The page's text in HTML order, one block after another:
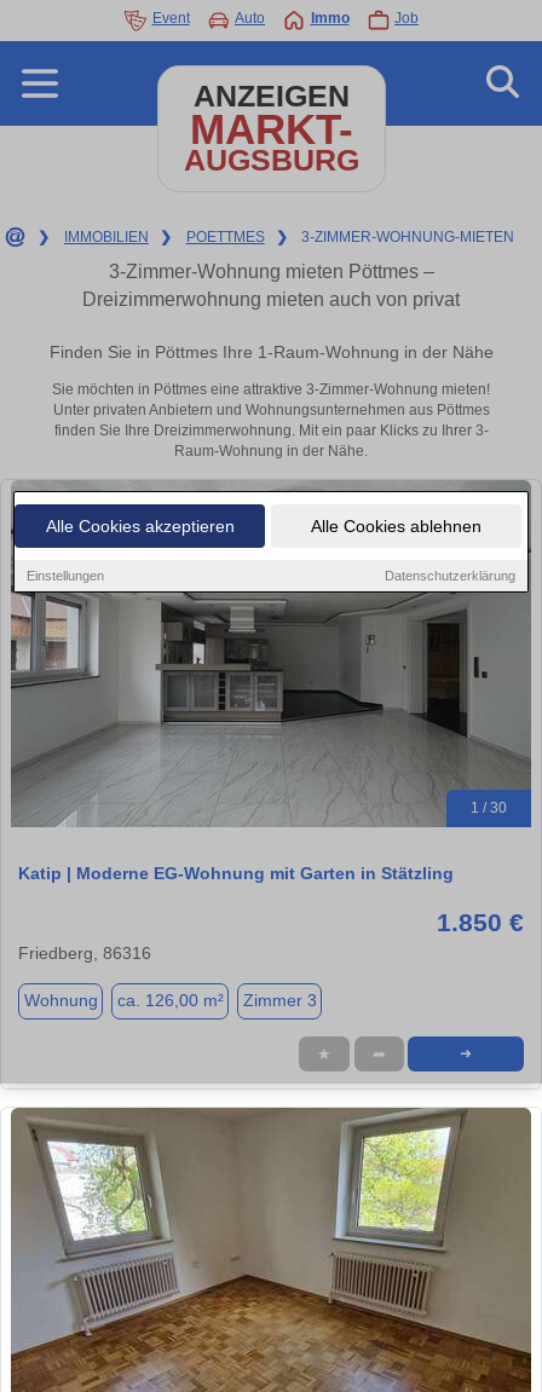
Alle Cookies akzeptieren Alle Cookies ablehnen
Einstellungen Datenschutzerklärung
Event Auto Immo Job
ANZEIGEN
MARKT-
AUGSBURG
❯ IMMOBILIEN ❯ POETTMES ❯ 3-ZIMMER-WOHNUNG-MIETEN
3-Zimmer-Wohnung mieten Pöttmes –
Dreizimmerwohnung mieten auch von privat
Finden Sie in Pöttmes Ihre 1-Raum-Wohnung in der Nähe
Sie möchten in Pöttmes eine attraktive 3-Zimmer-Wohnung mieten!
Unter privaten Anbietern und Wohnungsunternehmen aus Pöttmes
finden Sie Ihre Dreizimmerwohnung. Mit ein paar Klicks zu Ihrer 3-
Raum-Wohnung in der Nähe.
1 / 30
Katip | Moderne EG-Wohnung mit Garten in Stätzling
1.850 €
Friedberg, 86316
Wohnung ca. 126,00 m² Zimmer 3
★ ➦ ➜